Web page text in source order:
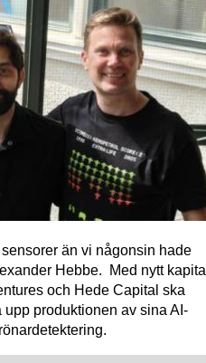
än vi någonsin hade
Hebbe. Med nytt kapital
och Hede Capital ska
produktionen av sina AI-